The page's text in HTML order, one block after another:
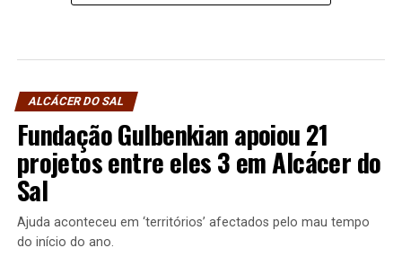
ALCÁCER DO SAL
Fundação Gulbenkian apoiou 21
projetos entre eles 3 em Alcácer do
Sal
Ajuda aconteceu em ‘territórios’ afectados pelo mau tempo
do início do ano.